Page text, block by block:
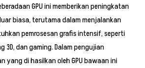
GPU ini memberikan peningkatan
biasa, terutama dalam menjalankan
pemrosesan grafis intensif, seperti
3D, dan gaming. Dalam pengujian
yang di hasilkan oleh GPU bawaan ini